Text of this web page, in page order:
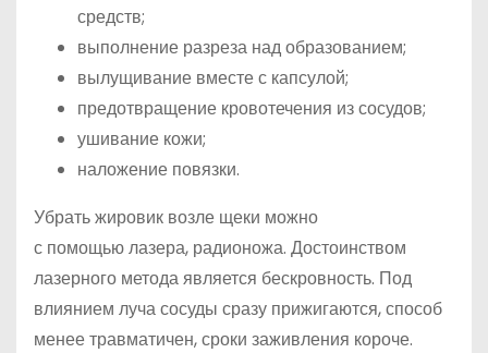
средств;
выполнение разреза над образованием;
вылущивание вместе с капсулой;
предотвращение кровотечения из сосудов;
ушивание кожи;
наложение повязки.
Убрать жировик возле щеки можно
с помощью лазера, радионожа. Достоинством
лазерного метода является бескровность. Под
влиянием луча сосуды сразу прижигаются, способ
менее травматичен, сроки заживления короче.